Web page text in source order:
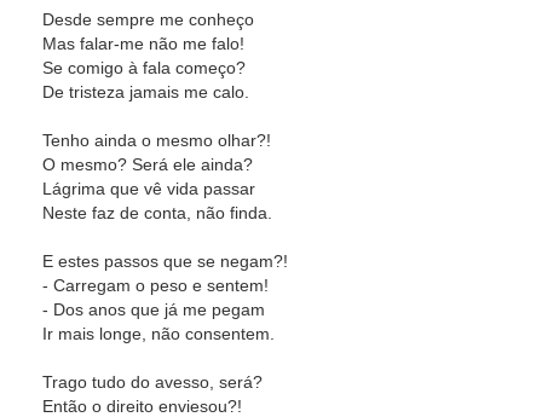
Desde sempre me conheço
Mas falar-me não me falo!
Se comigo à fala começo?
De tristeza jamais me calo.
Tenho ainda o mesmo olhar?!
O mesmo? Será ele ainda?
Lágrima que vê vida passar
Neste faz de conta, não finda.
E estes passos que se negam?!
- Carregam o peso e sentem!
- Dos anos que já me pegam
Ir mais longe, não consentem.
Trago tudo do avesso, será?
Então o direito enviesou?!